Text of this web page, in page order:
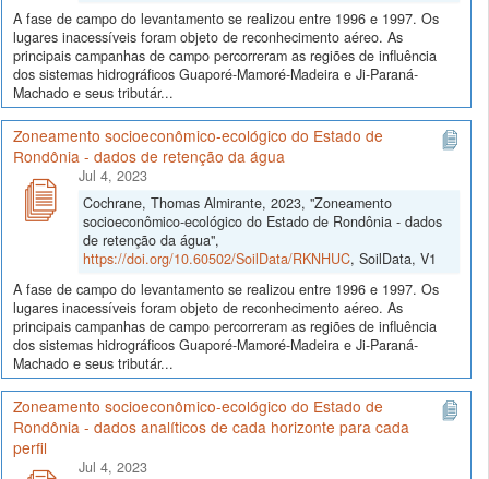
A fase de campo do levantamento se realizou entre 1996 e 1997. Os
lugares inacessíveis foram objeto de reconhecimento aéreo. As
principais campanhas de campo percorreram as regiões de influência
dos sistemas hidrográficos Guaporé-Mamoré-Madeira e Ji-Paraná-
Machado e seus tributár...
Zoneamento socioeconômico-ecológico do Estado de
Rondônia - dados de retenção da água
Jul 4, 2023
Cochrane, Thomas Almirante, 2023, "Zoneamento
socioeconômico-ecológico do Estado de Rondônia - dados
de retenção da água",
https://doi.org/10.60502/SoilData/RKNHUC, SoilData, V1
A fase de campo do levantamento se realizou entre 1996 e 1997. Os
lugares inacessíveis foram objeto de reconhecimento aéreo. As
principais campanhas de campo percorreram as regiões de influência
dos sistemas hidrográficos Guaporé-Mamoré-Madeira e Ji-Paraná-
Machado e seus tributár...
Zoneamento socioeconômico-ecológico do Estado de
Rondônia - dados analíticos de cada horizonte para cada
perfil
Jul 4, 2023